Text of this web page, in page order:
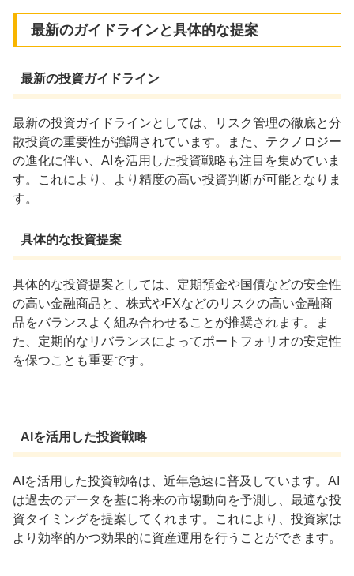
最新のガイドラインと具体的な提案
最新の投資ガイドライン
最新の投資ガイドラインとしては、リスク管理の徹底と分
散投資の重要性が強調されています。また、テクノロジー
の進化に伴い、AIを活用した投資戦略も注目を集めていま
す。これにより、より精度の高い投資判断が可能となりま
す。
具体的な投資提案
具体的な投資提案としては、定期預金や国債などの安全性
の高い金融商品と、株式やFXなどのリスクの高い金融商
品をバランスよく組み合わせることが推奨されます。ま
た、定期的なリバランスによってポートフォリオの安定性
を保つことも重要です。
AIを活用した投資戦略
AIを活用した投資戦略は、近年急速に普及しています。AI
は過去のデータを基に将来の市場動向を予測し、最適な投
資タイミングを提案してくれます。これにより、投資家は
より効率的かつ効果的に資産運用を行うことができます。